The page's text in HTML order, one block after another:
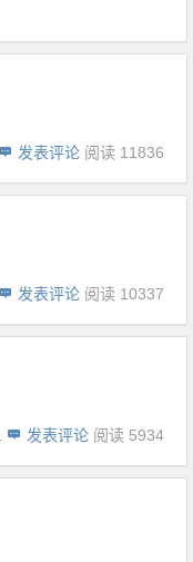
发表评论 阅读 11836
发表评论 阅读 10337
发表评论 阅读 5934